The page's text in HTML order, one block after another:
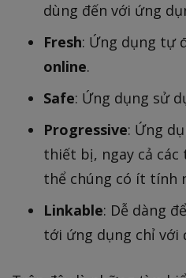
dùng đến với ứng
Fresh: Ứng dụng tự
online.
Safe: Ứng dụng sử
Progressive: Ứng
thiết bị, ngay cả
thể chúng có ít tính
Linkable: Dễ dàng
tới ứng dụng chỉ với